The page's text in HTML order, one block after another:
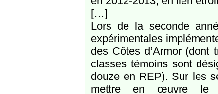
[…]
Lors de la seconde
expérimentales
des Côtes d’Armor (dont
classes témoins sont
douze en REP). Sur les
mettre en œuvre le